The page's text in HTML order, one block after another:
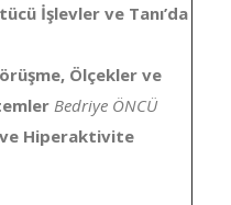
İşlevler ve Tanı’da
Ölçekler ve
Bedriye ÖNCÜ
ve Hiperaktivite